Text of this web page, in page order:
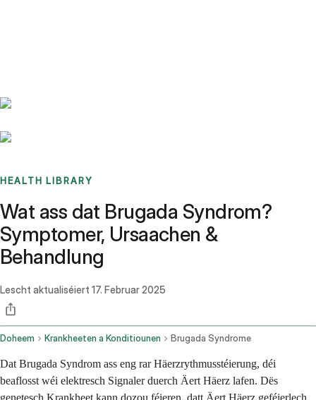
HEALTH LIBRARY
Wat ass dat Brugada Syndrom?
Symptomer, Ursaachen &
Behandlung
Lescht aktualiséiert 17. Februar 2025
Doheem Krankheeten a Konditiounen Brugada Syndrome
Dat Brugada Syndrom ass eng rar Häerzrythmusstéierung, déi
beaflosst wéi elektresch Signaler duerch Äert Häerz lafen. Dës